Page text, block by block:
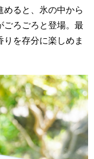
めると、氷の中から
ごろごろと登場。最
を存分に楽しめま